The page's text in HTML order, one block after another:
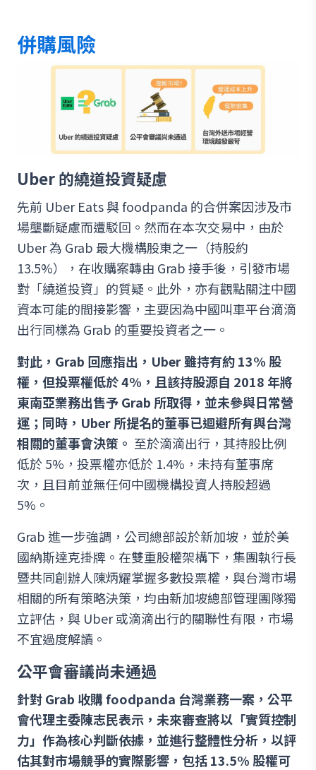
併購風險
Uber 的繞道投資疑慮
先前 Uber Eats 與 foodpanda 的合併案因涉及市
場壟斷疑慮而遭駁回。然而在本次交易中，由於
Uber 為 Grab 最大機構股東之一（持股約
13.5%），在收購案轉由 Grab 接手後，引發市場
對「繞道投資」的質疑。此外，亦有觀點關注中國
資本可能的間接影響，主要因為中國叫車平台滴滴
出行同樣為 Grab 的重要投資者之一。
對此，Grab 回應指出，Uber 雖持有約 13% 股
權，但投票權低於 4%，且該持股源自 2018 年將
東南亞業務出售予 Grab 所取得，並未參與日常營
運；同時，Uber 所提名的董事已迴避所有與台灣
相關的董事會決策。 至於滴滴出行，其持股比例
低於 5%，投票權亦低於 1.4%，未持有董事席
次，且目前並無任何中國機構投資人持股超過
5%。
Grab 進一步強調，公司總部設於新加坡，並於美
國納斯達克掛牌。在雙重股權架構下，集團執行長
暨共同創辦人陳炳耀掌握多數投票權，與台灣市場
相關的所有策略決策，均由新加坡總部管理團隊獨
立評估，與 Uber 或滴滴出行的關聯性有限，市場
不宜過度解讀。
公平會審議尚未通過
針對 Grab 收購 foodpanda 台灣業務一案，公平
會代理主委陳志民表示，未來審查將以「實質控制
力」作為核心判斷依據，並進行整體性分析，以評
估其對市場競爭的實際影響，包括 13.5% 股權可